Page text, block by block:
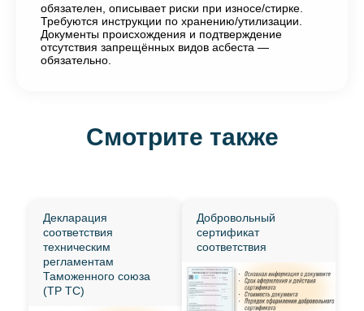
обязателен, описывает риски при износе/стирке.
Требуются инструкции по хранению/утилизации.
Документы происхождения и подтверждение
отсутствия запрещённых видов асбеста —
обязательно.
Смотрите также
Декларация
соответствия
техническим
регламентам
Таможенного союза
(ТР ТС)
Добровольный
сертификат
соответствия